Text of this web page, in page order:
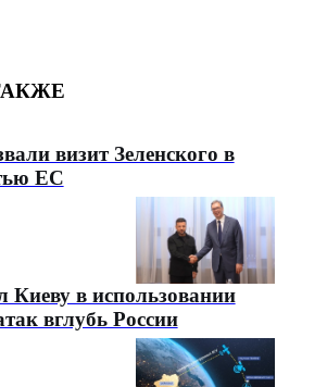
визит Зеленского в
ЕС
Киеву в использовании
вглубь России